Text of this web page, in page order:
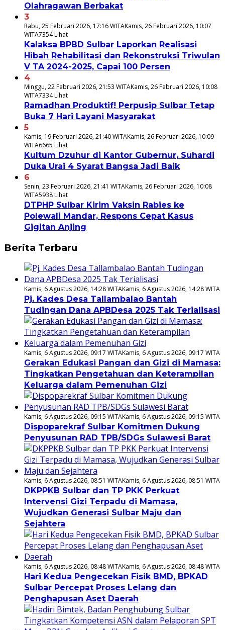
Olahragawan Berbakat
3
Rabu, 25 Februari 2026, 17:16 WITAKamis, 26 Februari 2026, 10:07
WITA7354 Lihat
Kalaksa BPBD Sulbar Laporkan Realisasi
Hibah Rehabilitasi dan Rekonstruksi Triwulan
V TA 2024-2025, Capai 100 Persen
4
Minggu, 22 Februari 2026, 21:53 WITAKamis, 26 Februari 2026, 10:08
WITA7334 Lihat
Ramadhan Produktif! Perpusip Sulbar Tetap
Buka 7 Hari Layani Masyarakat
5
Kamis, 19 Februari 2026, 21:40 WITAKamis, 26 Februari 2026, 10:09
WITA6665 Lihat
Kultum Dzuhur di Kantor Gubernur, Suhardi
Duka Urai 4 Syarat Bangsa Jadi Baik
6
Senin, 23 Februari 2026, 21:41 WITAKamis, 26 Februari 2026, 10:08
WITA5938 Lihat
DTPHP Sulbar Kirim Vaksin Rabies ke
Polewali Mandar, Respons Cepat Kasus
Gigitan Anjing
Berita Terbaru
Kamis, 6 Agustus 2026, 14:28 WITAKamis, 6 Agustus 2026, 14:28 WITA
Pj. Kades Desa Tallambalao Bantah
Tudingan Dana APBDesa 2025 Tak Terialisasi
Kamis, 6 Agustus 2026, 09:17 WITAKamis, 6 Agustus 2026, 09:17 WITA
Gerakan Edukasi Pangan dan Gizi di Mamasa:
Tingkatkan Pengetahuan dan Keterampilan
Keluarga dalam Pemenuhan Gizi
Kamis, 6 Agustus 2026, 09:15 WITAKamis, 6 Agustus 2026, 09:15 WITA
Dispoparekraf Sulbar Komitmen Dukung
Penyusunan RAD TPB/SDGs Sulawesi Barat
Kamis, 6 Agustus 2026, 08:51 WITAKamis, 6 Agustus 2026, 08:51 WITA
DKPPKB Sulbar dan TP PKK Perkuat
Intervensi Gizi Terpadu di Mamasa,
Wujudkan Generasi Sulbar Maju dan
Sejahtera
Kamis, 6 Agustus 2026, 08:48 WITAKamis, 6 Agustus 2026, 08:48 WITA
Hari Kedua Pengecekan Fisik BMD, BPKAD
Sulbar Percepat Proses Lelang dan
Penghapusan Aset Daerah